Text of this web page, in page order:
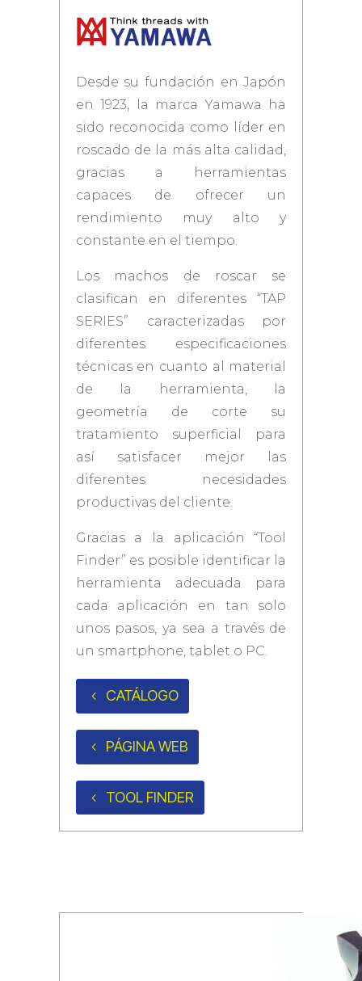
Desde su fundación en Japón
en 1923, la marca Yamawa ha
sido reconocida como líder en
roscado de la más alta calidad,
gracias a herramientas
capaces de ofrecer un
rendimiento muy alto y
constante en el tiempo.
Los machos de roscar se
clasifican en diferentes “TAP
SERIES” caracterizadas por
diferentes especificaciones
técnicas en cuanto al material
de la herramienta, la
geometría de corte su
tratamiento superficial para
así satisfacer mejor las
diferentes necesidades
productivas del cliente.
Gracias a la aplicación “Tool
Finder” es posible identificar la
herramienta adecuada para
cada aplicación en tan solo
unos pasos, ya sea a través de
un smartphone, tablet o PC.
CATÁLOGO
PÁGINA WEB
TOOL FINDER